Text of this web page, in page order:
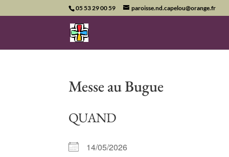
05 53 29 00 59 paroisse.nd.capelou@orange.fr
Messe au Bugue
QUAND
14/05/2026